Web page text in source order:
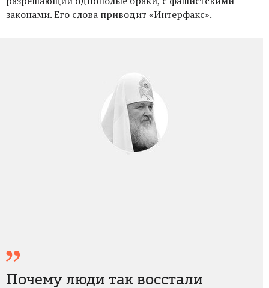
законами. Его слова приводит «Интерфакс».
Почему люди так восстали